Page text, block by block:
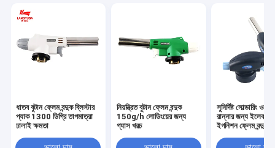
ধাতব বুটান ফ্লেম বন্দুক ব্লিস্টার
প্যাক 1300 ডিগ্রি তাপমাত্রা
ঢালাই ক্ষমতা
নিয়ন্ত্রিত বুটান ফ্লেম বন্দুক
150g/h লোডিংয়ের জন্য
গ্যাস খরচ
সুনির্দিষ্ট সোল্ডারিং
রান্নার জন্য
ইগনিশন ফ্লেম বন্দুক